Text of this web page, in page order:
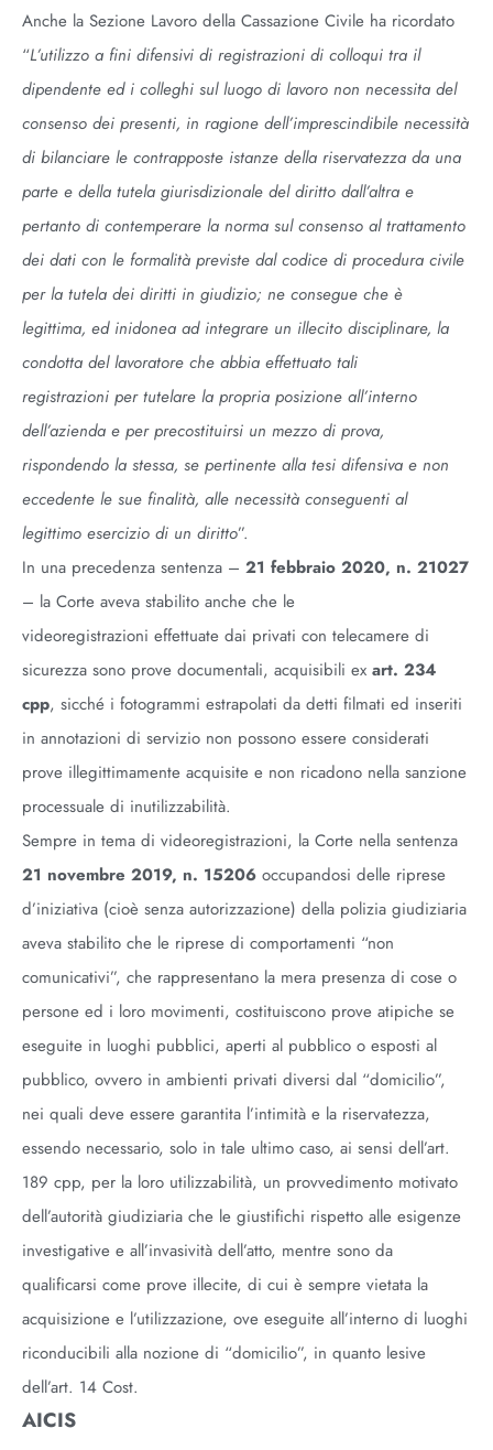
Anche la Sezione Lavoro della Cassazione Civile ha ricordato
“L’utilizzo a fini difensivi di registrazioni di colloqui tra il
dipendente ed i colleghi sul luogo di lavoro non necessita del
consenso dei presenti, in ragione dell’imprescindibile necessità
di bilanciare le contrapposte istanze della riservatezza da una
parte e della tutela giurisdizionale del diritto dall’altra e
pertanto di contemperare la norma sul consenso al trattamento
dei dati con le formalità previste dal codice di procedura civile
per la tutela dei diritti in giudizio; ne consegue che è
legittima, ed inidonea ad integrare un illecito disciplinare, la
condotta del lavoratore che abbia effettuato tali
registrazioni per tutelare la propria posizione all’interno
dell’azienda e per precostituirsi un mezzo di prova,
rispondendo la stessa, se pertinente alla tesi difensiva e non
eccedente le sue finalità, alle necessità conseguenti al
legittimo esercizio di un diritto”.
In una precedenza sentenza – 21 febbraio 2020, n. 21027
– la Corte aveva stabilito anche che le
videoregistrazioni effettuate dai privati con telecamere di
sicurezza sono prove documentali, acquisibili ex art. 234
cpp, sicché i fotogrammi estrapolati da detti filmati ed inseriti
in annotazioni di servizio non possono essere considerati
prove illegittimamente acquisite e non ricadono nella sanzione
processuale di inutilizzabilità.
Sempre in tema di videoregistrazioni, la Corte nella sentenza
21 novembre 2019, n. 15206 occupandosi delle riprese
d’iniziativa (cioè senza autorizzazione) della polizia giudiziaria
aveva stabilito che le riprese di comportamenti “non
comunicativi”, che rappresentano la mera presenza di cose o
persone ed i loro movimenti, costituiscono prove atipiche se
eseguite in luoghi pubblici, aperti al pubblico o esposti al
pubblico, ovvero in ambienti privati diversi dal “domicilio”,
nei quali deve essere garantita l’intimità e la riservatezza,
essendo necessario, solo in tale ultimo caso, ai sensi dell’art.
189 cpp, per la loro utilizzabilità, un provvedimento motivato
dell’autorità giudiziaria che le giustifichi rispetto alle esigenze
investigative e all’invasività dell’atto, mentre sono da
qualificarsi come prove illecite, di cui è sempre vietata la
acquisizione e l’utilizzazione, ove eseguite all’interno di luoghi
riconducibili alla nozione di “domicilio”, in quanto lesive
dell’art. 14 Cost.
AICIS